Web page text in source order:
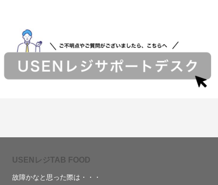
USENレジTAB FOOD
故障かなと思った際は・・・